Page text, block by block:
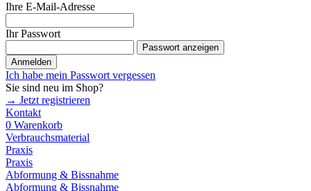
Ihre E-Mail-Adresse
Ihr Passwort
Passwort anzeigen
Anmelden
Ich habe mein Passwort vergessen
Sie sind neu im Shop?
→ Jetzt registrieren
Kontakt
0 Warenkorb
Verbrauchsmaterial
Praxis
Praxis
Abformung & Bissnahme
Abformung & Bissnahme